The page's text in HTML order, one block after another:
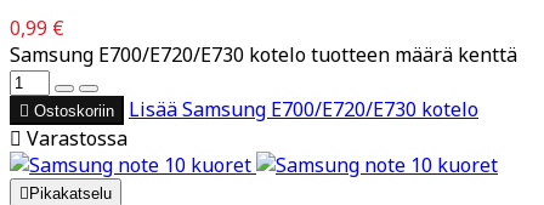
0,99 €
Samsung E700/E720/E730 kotelo tuotteen määrä kenttä
 Ostoskoriin LisääSamsung E700/E720/E730 kotelo
 Varastossa
 Pikakatselu